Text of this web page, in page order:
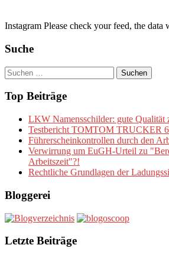
Instagram Please check your feed, the data
Suche
Suchen
nach:
Top Beiträge
LKW Namensschilder: gute Qualität
Testbericht TOMTOM TRUCKER
Führerscheinkontrollen durch den
Verwirrung um EuGH-Urteil zu
Arbeitszeit"?!
Rechtliche Grundlagen der
Bloggerei
Letzte Beiträge